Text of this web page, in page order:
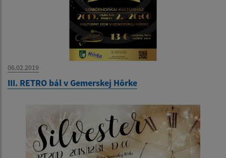
06.02.2019
III. RETRO bál v Gemerskej Hôrke